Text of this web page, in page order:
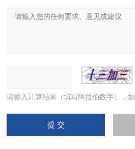
请输入计算结果（填写阿拉伯数字），